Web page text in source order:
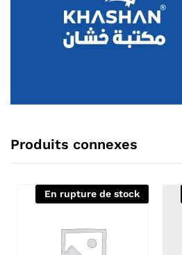
Produits connexes
En rupture de stock